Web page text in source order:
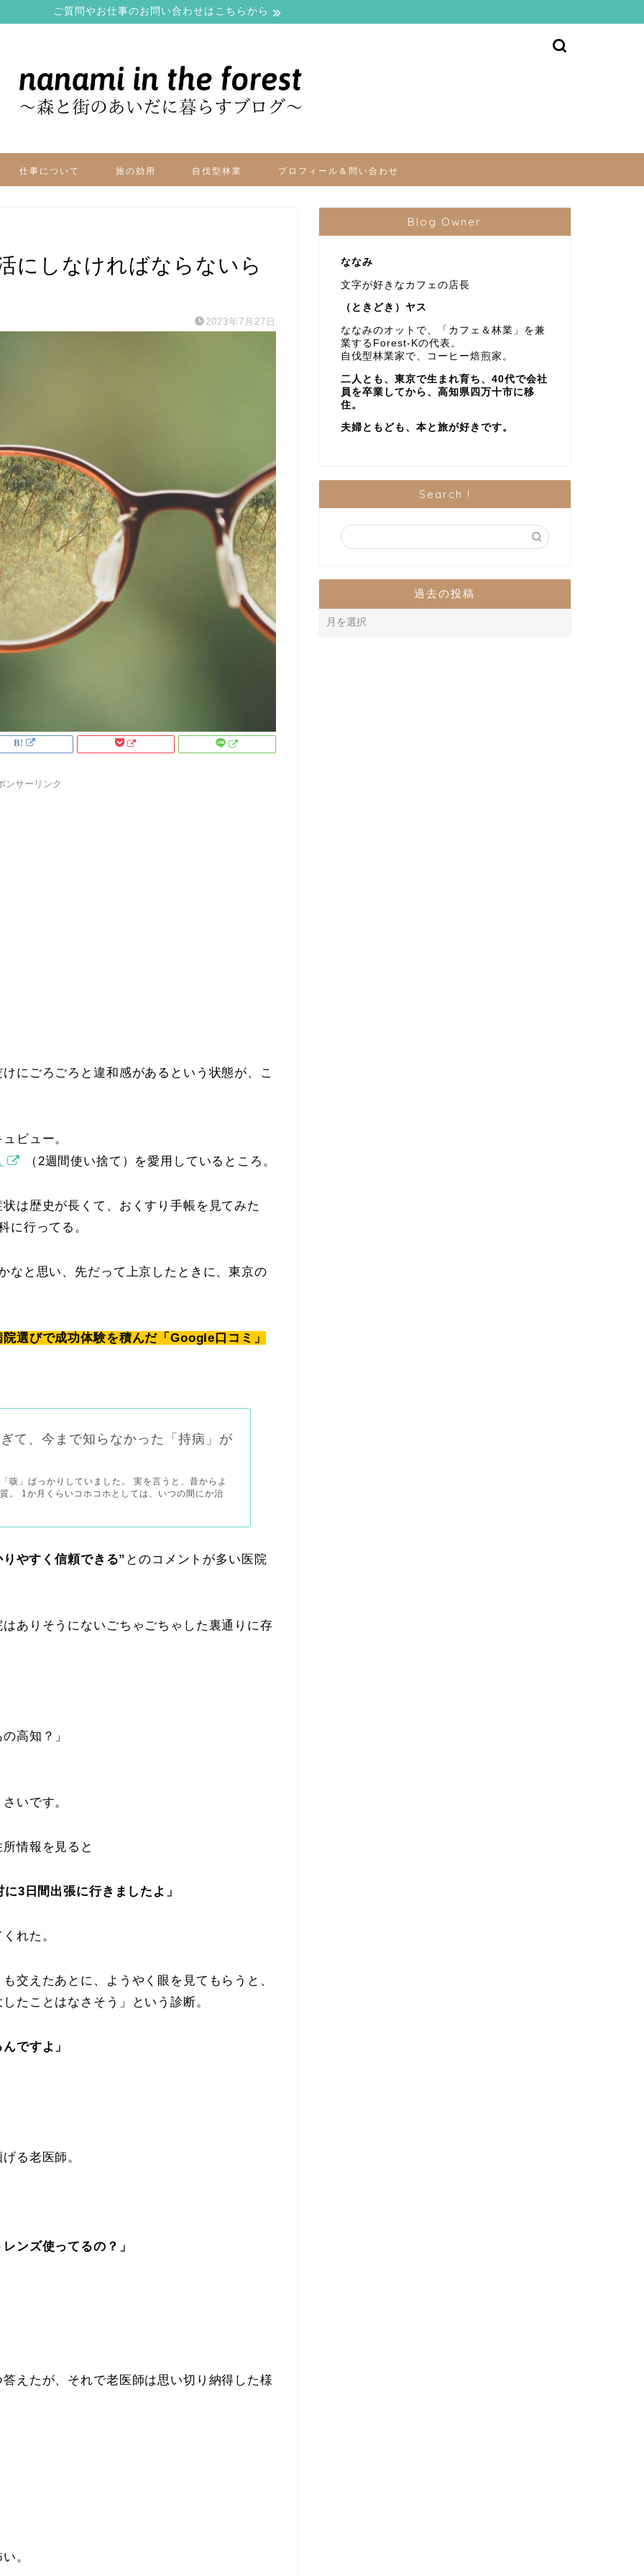
ご質問やお仕事のお問い合わせはこちらから
仕事について 旅の効用 自伐型林業 プロフィール＆問い合わせ
にしなければならないら
2023年7月27日
ンサーリンク
にごろごろと違和感があるという状態が、こ
ビュー。
（2週間使い捨て）を愛用しているところ。
は歴史が長くて、おくすり手帳を見てみた
に行ってる。
なと思い、先だって上京したときに、東京の
選びで成功体験を積んだ「Google口コミ」
て、今まで知らなかった「持病」が
咳」ばっかりしていました。 実を言うと、昔からよ
。 1か月くらいコホコホとしては、いつの間にか治
やすく信頼できる” とのコメントが多い医院
ありそうにないごちゃごちゃした裏通りに存
高知？」
いです。
情報を見ると
3日間出張に行きましたよ」
れた。
交えたあとに、ようやく眼を見てもらうと、
たことはなさそう」という診断。
ですよ」
る老医師。
ンズ使ってるの？」
えたが、それで老医師は思い切り納得した様
。
Blog Owner
ななみ
文字が好きなカフェの店長
（ときどき）ヤス
ななみのオットで、「カフェ＆林業」を兼
業するForest-Kの代表。
自伐型林業家で、コーヒー焙煎家。
二人とも、東京で生まれ育ち、40代で会社
員を卒業してから、高知県四万十市に移
住。
夫婦ともども、本と旅が好きです。
Search !
過去の投稿